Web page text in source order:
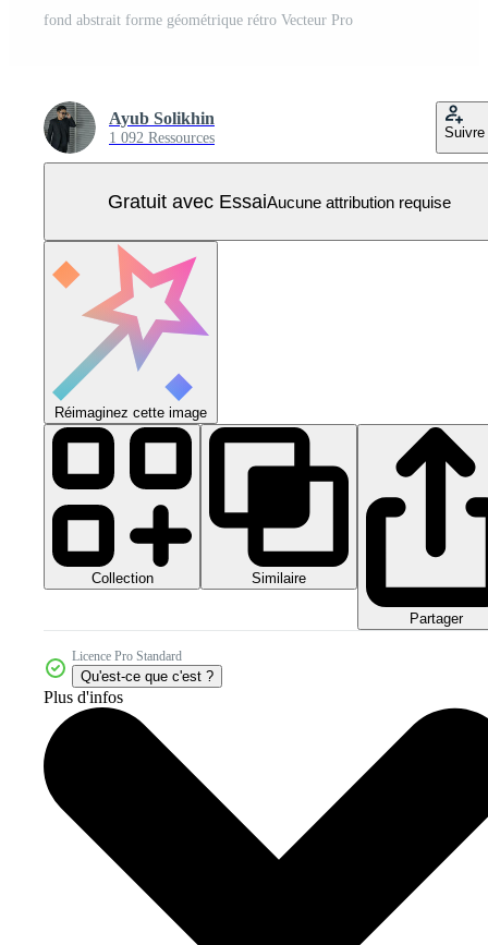
fond abstrait forme géométrique rétro Vecteur Pro
Ayub Solikhin
1 092 Ressources Suivre
Gratuit avec EssaiAucune attribution requise
Réimaginez cette image
Collection Similaire
Partager
Licence Pro Standard
Qu'est-ce que c'est ?
Plus d'infos